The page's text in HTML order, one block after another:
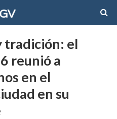
tradición: el
reunió a
en el
en su